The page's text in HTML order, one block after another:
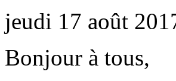
jeudi 17 août
Bonjour à tous,